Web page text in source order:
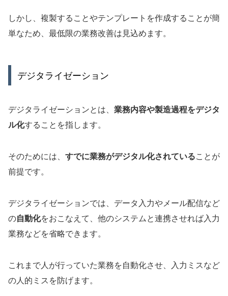
しかし、複製することやテンプレートを作成することが簡
単なため、最低限の業務改善は見込めます。
デジタライゼーション
デジタライゼーションとは、 業務内容や製造過程をデジタ
ル化することを指します。
そのためには、 すでに業務がデジタル化されていることが
前提です。
デジタライゼーションでは、データ入力やメール配信など
の自動化をおこなえて、 他のシステムと連携させれば入力
業務などを省略できます。
これまで人が行っていた業務を自動化させ、入力ミスなど
の人的ミスを防げます。